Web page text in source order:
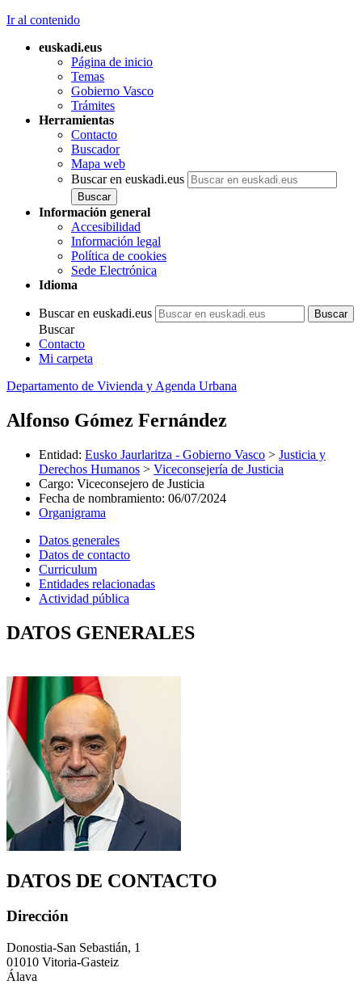
Ir al contenido
euskadi.eus
Página de inicio
Temas
Gobierno Vasco
Trámites
Herramientas
Contacto
Buscador
Mapa web
Buscar en euskadi.eus
Información general
Accesibilidad
Información legal
Política de cookies
Sede Electrónica
Idioma
Buscar en euskadi.eus
Buscar
Contacto
Mi carpeta
Departamento de Vivienda y Agenda Urbana
Alfonso Gómez Fernández
Entidad: Eusko Jaurlaritza - Gobierno Vasco > Justicia y
Derechos Humanos > Viceconsejería de Justicia
Cargo: Viceconsejero de Justicia
Fecha de nombramiento: 06/07/2024
Organigrama
Datos generales
Datos de contacto
Curriculum
Entidades relacionadas
Actividad pública
DATOS GENERALES
DATOS DE CONTACTO
Dirección
Donostia-San Sebastián, 1
01010 Vitoria-Gasteiz
Álava